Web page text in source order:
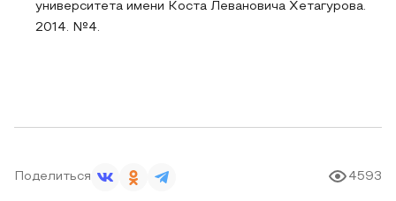
университета имени Коста Левановича Хетагурова.
2014. №4.
Поделиться 4593